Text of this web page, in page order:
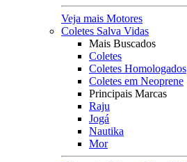
Veja mais Motores
Coletes Salva Vidas
Mais Buscados
Coletes
Coletes Homologados
Coletes em Neoprene
Principais Marcas
Raju
Jogá
Nautika
Mor